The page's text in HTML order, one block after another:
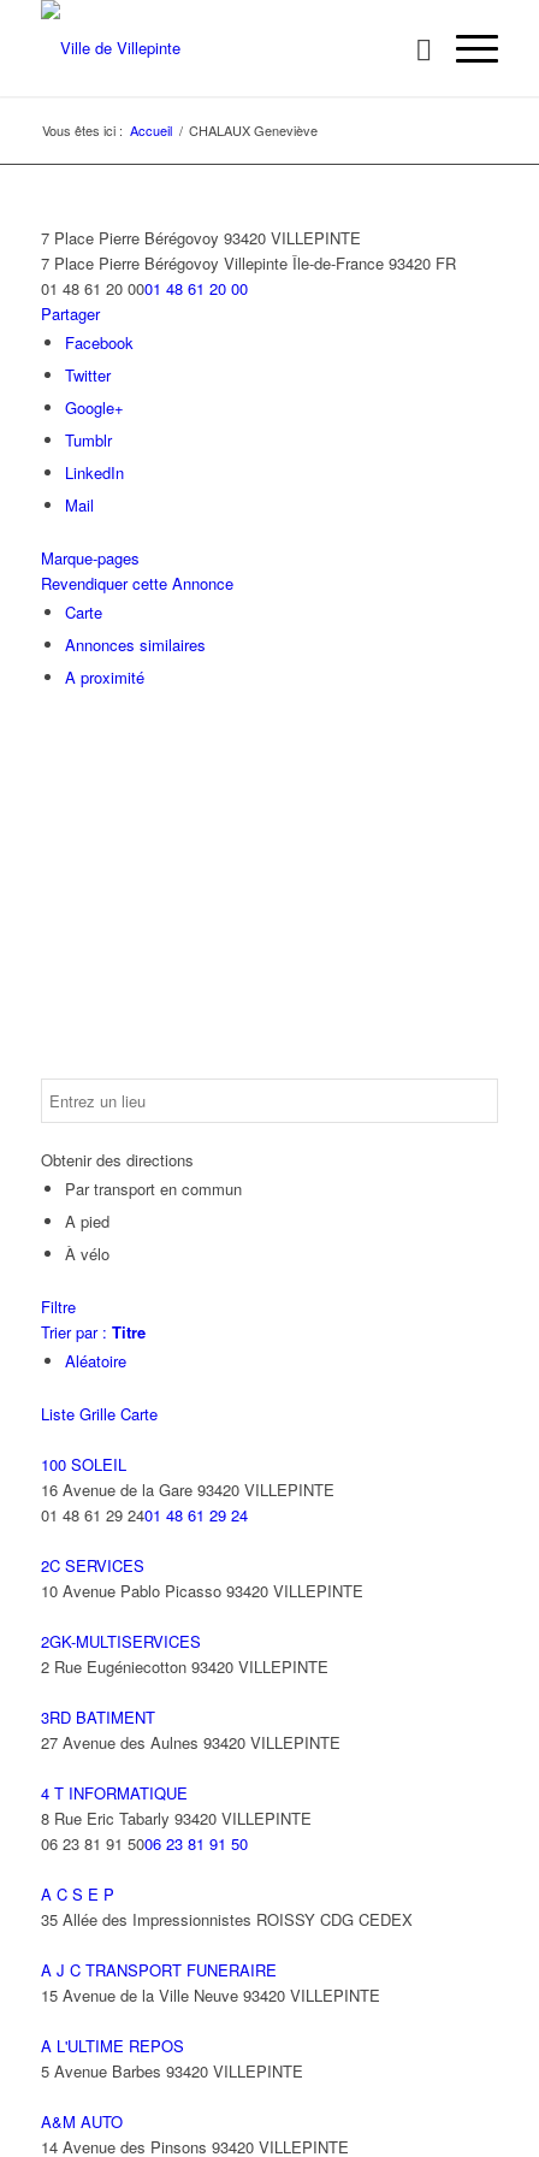
Vous êtes ici : Accueil / CHALAUX Geneviève
7 Place Pierre Bérégovoy 93420 VILLEPINTE
7 Place Pierre Bérégovoy Villepinte Île-de-France 93420 FR
01 48 61 20 0001 48 61 20 00
Partager
Facebook
Twitter
Google+
Tumblr
LinkedIn
Mail
Marque-pages
Revendiquer cette Annonce
Carte
Annonces similaires
A proximité
Obtenir des directions
Par transport en commun
A pied
À vélo
Filtre
Trier par : Titre
Aléatoire
Liste Grille Carte
100 SOLEIL
16 Avenue de la Gare 93420 VILLEPINTE
01 48 61 29 2401 48 61 29 24
2C SERVICES
10 Avenue Pablo Picasso 93420 VILLEPINTE
2GK-MULTISERVICES
2 Rue Eugéniecotton 93420 VILLEPINTE
3RD BATIMENT
27 Avenue des Aulnes 93420 VILLEPINTE
4 T INFORMATIQUE
8 Rue Eric Tabarly 93420 VILLEPINTE
06 23 81 91 5006 23 81 91 50
A C S E P
35 Allée des Impressionnistes ROISSY CDG CEDEX
A J C TRANSPORT FUNERAIRE
15 Avenue de la Ville Neuve 93420 VILLEPINTE
A L'ULTIME REPOS
5 Avenue Barbes 93420 VILLEPINTE
A&M AUTO
14 Avenue des Pinsons 93420 VILLEPINTE